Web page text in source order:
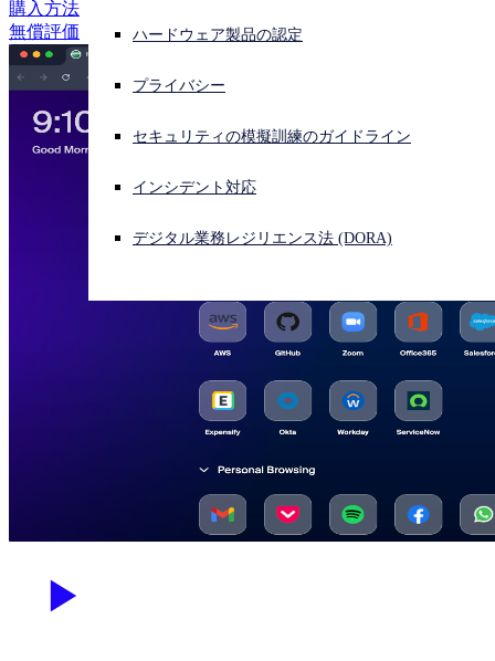
サイバー攻撃を受けている場合、連絡先はこちら
サインイン
Open search
日本語 Open language switcher
ハードウェア製品の認定
プライバシー
セキュリティの模擬訓練のガイドライン
インシデント対応
デジタル業務レジリエンス法 (DORA)
購入方法
購入方法
無償評価